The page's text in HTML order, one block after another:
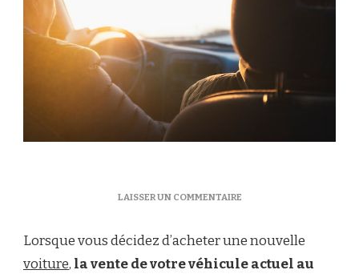
LAISSER UN COMMENTAIRESUR
LES
CONDITIONS
Lorsque vous décidez d’acheter une nouvelle
voiture, la vente de votre véhicule actuel au